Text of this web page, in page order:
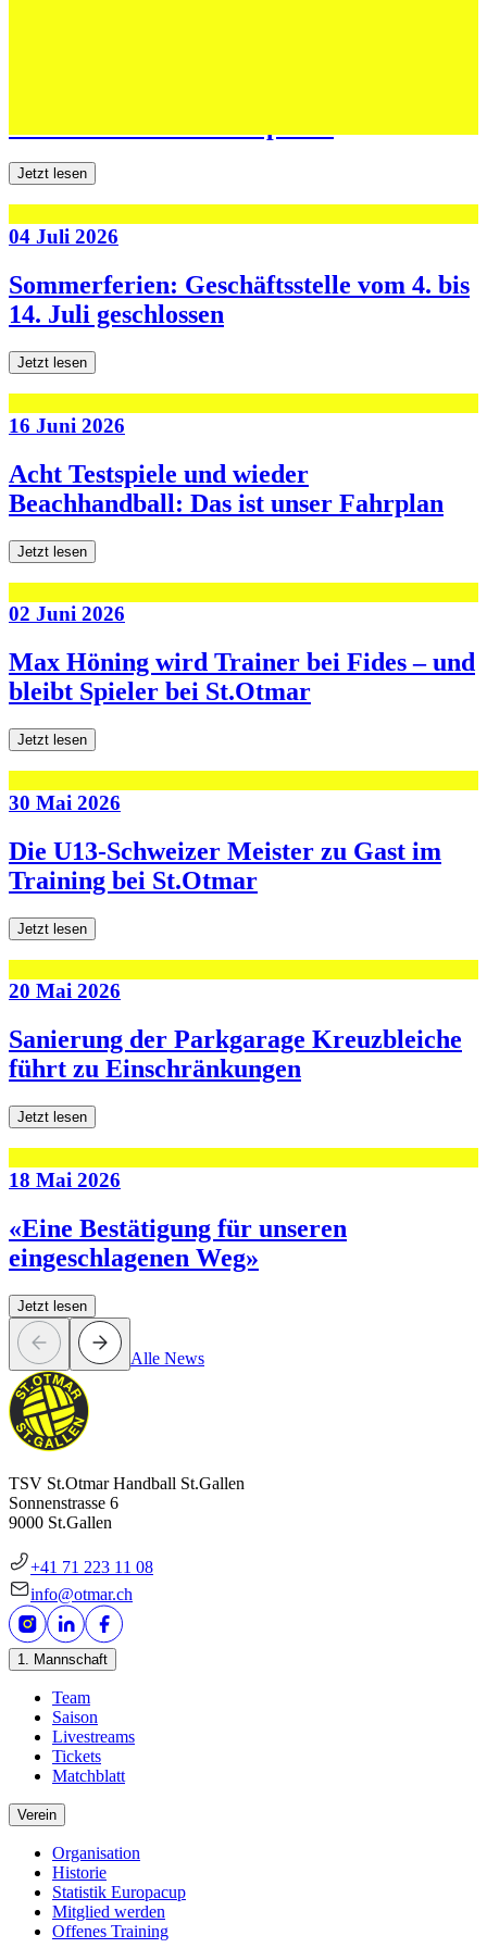
Jetzt lesen
04 Juli 2026
Sommerferien: Geschäftsstelle vom 4. bis
14. Juli geschlossen
Jetzt lesen
16 Juni 2026
Acht Testspiele und wieder
Beachhandball: Das ist unser Fahrplan
Jetzt lesen
02 Juni 2026
Max Höning wird Trainer bei Fides – und
bleibt Spieler bei St.Otmar
Jetzt lesen
30 Mai 2026
Die U13-Schweizer Meister zu Gast im
Training bei St.Otmar
Jetzt lesen
20 Mai 2026
Sanierung der Parkgarage Kreuzbleiche
führt zu Einschränkungen
Jetzt lesen
18 Mai 2026
«Eine Bestätigung für unseren
eingeschlagenen Weg»
Jetzt lesen
Alle News
TSV St.Otmar Handball St.Gallen
Sonnenstrasse 6
9000 St.Gallen
+41 71 223 11 08
info@otmar.ch
1. Mannschaft
Team
Saison
Livestreams
Tickets
Matchblatt
Verein
Organisation
Historie
Statistik Europacup
Mitglied werden
Offenes Training